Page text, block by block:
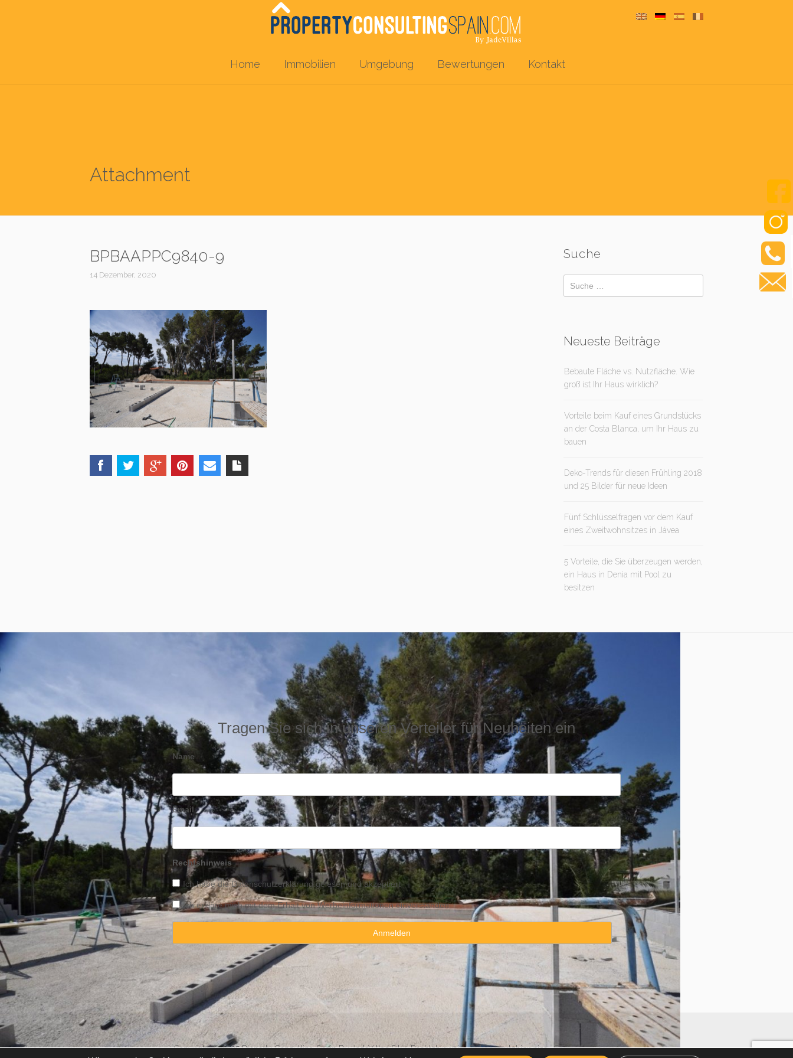
Home Immobilien Umgebung Bewertungen Kontakt
Attachment
BPBAAPPC9840-9
14 Dezember, 2020
Suche
Neueste Beiträge
Bebaute Fläche vs. Nutzfläche. Wie
groß ist Ihr Haus wirklich?
Vorteile beim Kauf eines Grundstücks
an der Costa Blanca, um Ihr Haus zu
bauen
Deko-Trends für diesen Frühling 2018
und 25 Bilder für neue Ideen
Fünf Schlüsselfragen vor dem Kauf
eines Zweitwohnsitzes in Jávea
5 Vorteile, die Sie überzeugen werden,
ein Haus in Denia mit Pool zu
besitzen
Tragen Sie sich in unseren Verteiler für Neuheiten ein
Name
Email
Rechtshinweis
Ich habe dieDatenschutzerklärunggelesen und akzeptiert
Ich erkläre mich mit dem Erhalt von Werbeinformationen einverstanden
Copyright © 2025 Property Consulting Spain By JadeVillas S.L. ·Rechtshinweis·Datenschutzhinweise·Cookies Erklärung